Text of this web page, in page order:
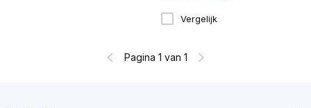
Vergelijk
Pagina 1 van 1